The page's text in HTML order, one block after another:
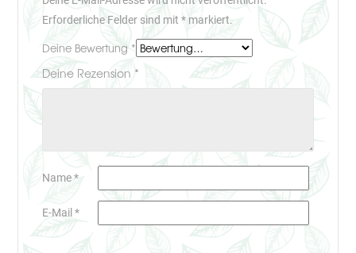
Erforderliche Felder sind mit* markiert.
Deine Bewertung *
Deine Rezension *
Name*
E-Mail*